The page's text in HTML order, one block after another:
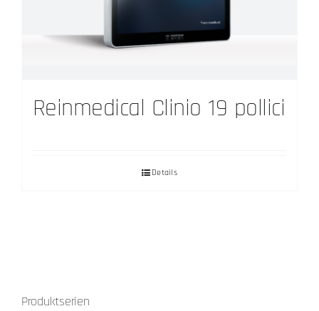
Reinmedical Clinio 19 pollici
Details
Produktserien